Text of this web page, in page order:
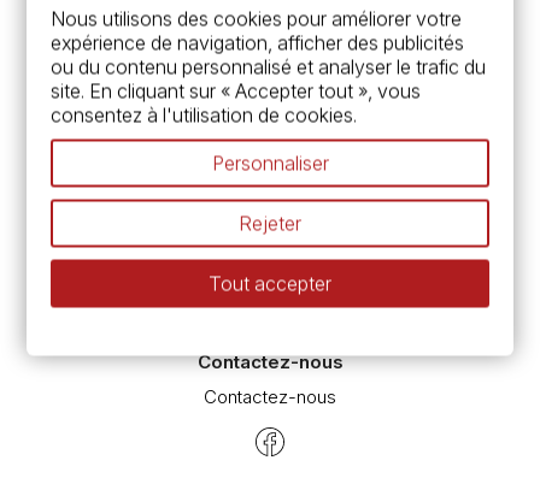
Services
Carte fidélité & avantages
Chèque cadeau, bon cadeaux
Devis & bon de commande
Pass culture - mode d'emploi
Nos promotions en cours
Espace conseils
L’aquarelle en tubes ou en godets ?
Le vocabulaire technique de l’aquarelle
Différence entre peinture Fine et Extra-fine
Préparer une toile pour peinture à l'huile et acrylique
Contactez-nous
Contactez-nous
Nous utilisons des cookies pour améliorer votre
expérience de navigation, afficher des publicités
ou du contenu personnalisé et analyser le trafic du
site. En cliquant sur « Accepter tout », vous
consentez à l'utilisation de cookies.
Personnaliser
Rejeter
Tout accepter